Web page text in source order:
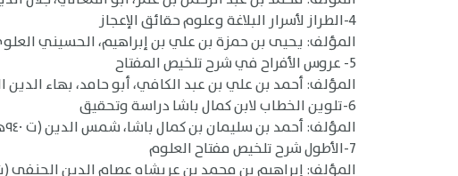
4-الطراز لأسرار البلاغة وعلوم حقائق الإعجاز
المؤلف: يحيى بن حمزة بن علي بن إبراهيم، الحسيني العلويّ
5- عروس الأفراح في شرح تلخيص المفتاح
المؤلف: أحمد بن علي بن عبد الكافي، أبو حامد، بهاء الدين
6-تلوين الخطاب لابن كمال باشا دراسة وتحقيق
المؤلف: أحمد بن سليمان بن كمال باشا، شمس الدين (ت ٩٤٠هـ)
7-الأطول شرح تلخيص مفتاح العلوم
المؤلف: إبراهيم بن محمد بن عربشاه عصام الدين الحنفي (ت: ٩٤٣